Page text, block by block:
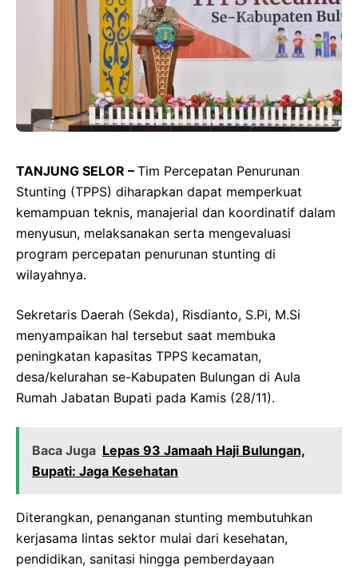
TANJUNG SELOR – Tim Percepatan Penurunan
Stunting (TPPS) diharapkan dapat memperkuat
kemampuan teknis, manajerial dan koordinatif dalam
menyusun, melaksanakan serta mengevaluasi
program percepatan penurunan stunting di
wilayahnya.
Sekretaris Daerah (Sekda), Risdianto, S.Pi, M.Si
menyampaikan hal tersebut saat membuka
peningkatan kapasitas TPPS kecamatan,
desa/kelurahan se-Kabupaten Bulungan di Aula
Rumah Jabatan Bupati pada Kamis (28/11).
Baca Juga Lepas 93 Jamaah Haji Bulungan,
Bupati: Jaga Kesehatan
Diterangkan, penanganan stunting membutuhkan
kerjasama lintas sektor mulai dari kesehatan,
pendidikan, sanitasi hingga pemberdayaan